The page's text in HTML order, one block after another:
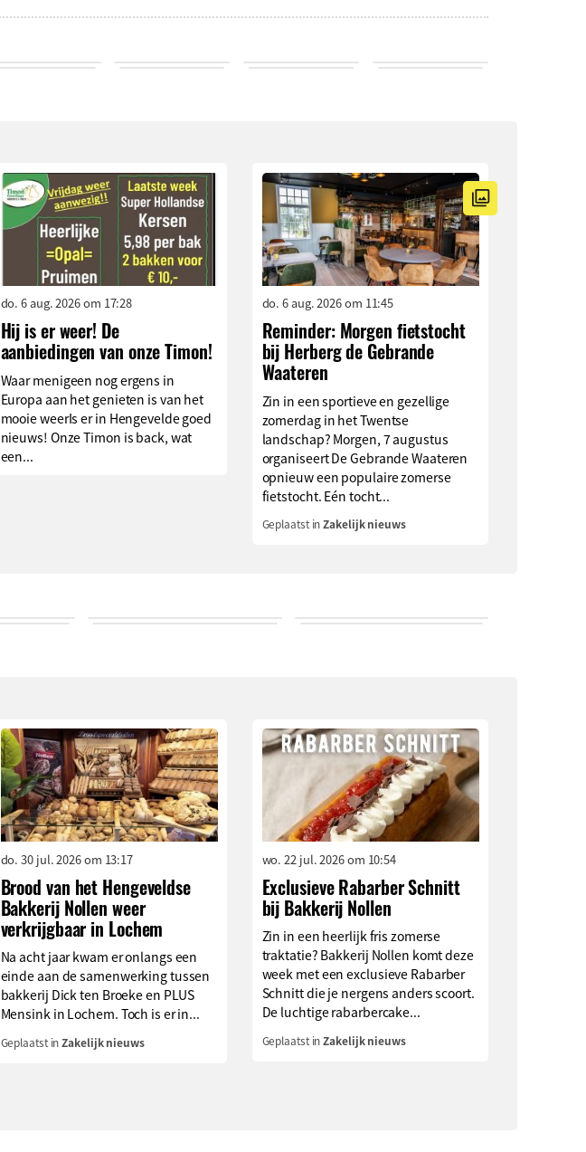
do. 6 aug. 2026 om 17:28
Hij is er weer! De
aanbiedingen van onze Timon!
Waar menigeen nog ergens in
Europa aan het genieten is van het
mooie weerIs er in Hengevelde goed
nieuws! Onze Timon is back, wat
een...
do. 6 aug. 2026 om 11:45
Reminder: Morgen fietstocht
bij Herberg de Gebrande
Waateren
Zin in een sportieve en gezellige
zomerdag in het Twentse
landschap? Morgen, 7 augustus
organiseert De Gebrande Waateren
opnieuw een populaire zomerse
fietstocht. Eén tocht...
Geplaatst inZakelijk nieuws
do. 30 jul. 2026 om 13:17
Brood van het Hengeveldse
Bakkerij Nollen weer
verkrijgbaar in Lochem
Na acht jaar kwam er onlangs een
einde aan de samenwerking tussen
bakkerij Dick ten Broeke en PLUS
Mensink in Lochem. Toch is er in...
Geplaatst inZakelijk nieuws
wo. 22 jul. 2026 om 10:54
Exclusieve Rabarber Schnitt
bij Bakkerij Nollen
Zin in een heerlijk fris zomerse
traktatie? Bakkerij Nollen komt deze
week met een exclusieve Rabarber
Schnitt die je nergens anders scoort.
De luchtige rabarbercake...
Geplaatst inZakelijk nieuws